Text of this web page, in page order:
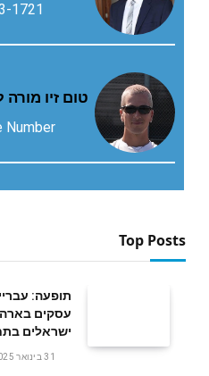
1721
טום זיו
Number
Top Posts
תופעה:
עסקים
ישראלים
31 בינואר 2025